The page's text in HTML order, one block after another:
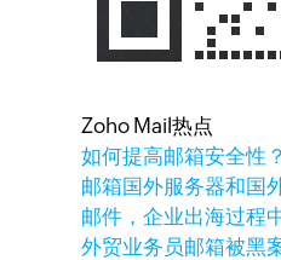
Zoho Mail热点
如何提高邮箱安全性
邮箱国外服务器和国
邮件，企业出海过程
外贸业务员邮箱被黑